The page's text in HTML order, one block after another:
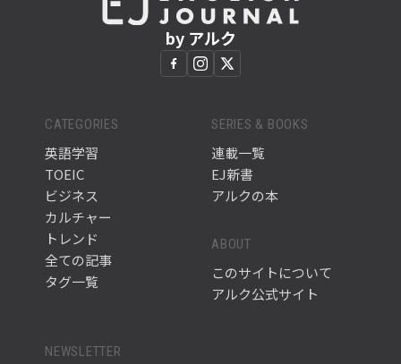
by アルク
CATEGORIES
英語学習
TOEIC
ビジネス
カルチャー
トレンド
全ての記事
タグ一覧
SERIES & BOOKS
連載一覧
EJ新書
アルクの本
ABOUT
このサイトについて
アルク公式サイト
NEWSLETTER